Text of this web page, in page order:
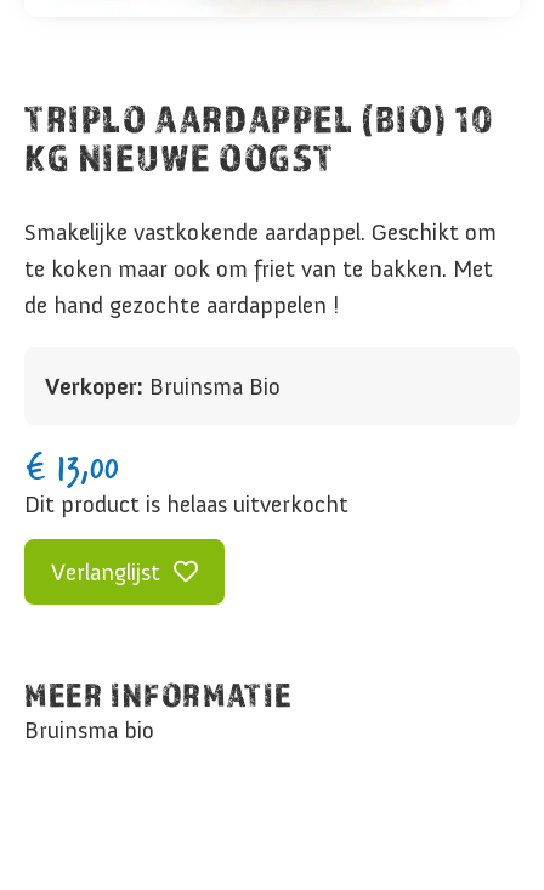
TRIPLO AARDAPPEL (BIO) 10
KG NIEUWE OOGST
Smakelijke vastkokende aardappel. Geschikt om
te koken maar ook om friet van te bakken. Met
de hand gezochte aardappelen !
Verkoper: Bruinsma Bio
€ 13,00
Dit product is helaas uitverkocht
Verlanglijst
MEER INFORMATIE
Bruinsma bio